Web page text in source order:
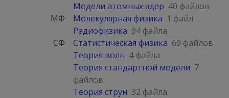
Модели атомных ядер 40 файлов
МФ
Молекулярная физика 1 файл
Радиофизика 94 файла
СФ
Статистическая физика 69 файлов
Теория волн 4 файла
Теория стандартной модели 7
файлов
Теория струн 32 файла